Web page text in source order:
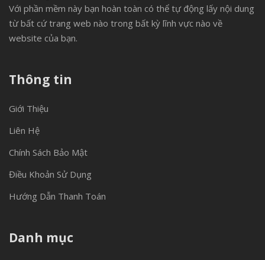
Với phần mềm này bạn hoàn toàn có thể tự động lấy nội dung
từ bất cứ trang web nào trong bất kỳ lĩnh vực nào về
website của bạn.
Thông tin
Giới Thiệu
Liên Hệ
Chính Sách Bảo Mật
Điều Khoản Sử Dụng
Hướng Dẫn Thanh Toán
Danh mục